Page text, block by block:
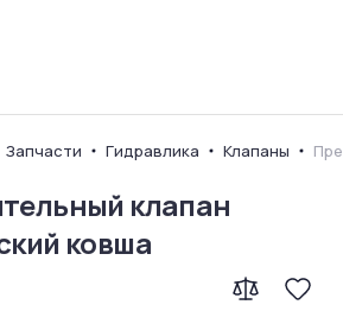
Запчасти Гидравлика Клапаны
клапан
ковша